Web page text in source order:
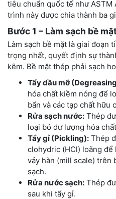
tiêu chuẩn quốc tế như ASTM
trình này được chia thành ba
Bước 1 – Làm sạch bề
Làm sạch bề mặt là giai đoạn
trọng nhất, quyết định sự
kẽm. Bề mặt thép phải sạch
Tẩy dầu mỡ
hóa chất kiềm nóng để
bẩn và các tạp chất hữu
Rửa sạch nước: Thép
loại bỏ dư lượng hóa
Tẩy gỉ (Pickling): Thép
clohydric (HCl) loãng
vảy hàn (mill scale) trên
sạch.
Rửa nước sạch: Thép
sau khi tẩy gỉ.